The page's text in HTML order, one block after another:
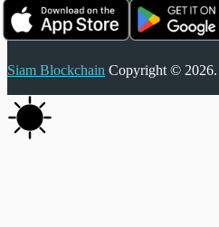
Siam Blockchain Copyright © 2026.